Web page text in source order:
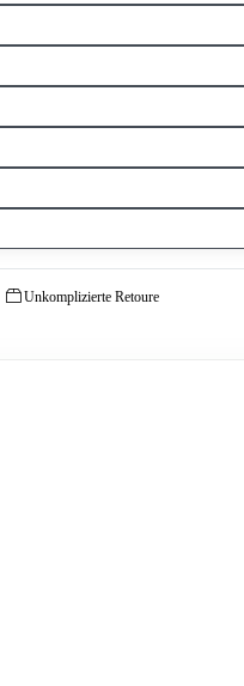
Unkomplizierte Retoure